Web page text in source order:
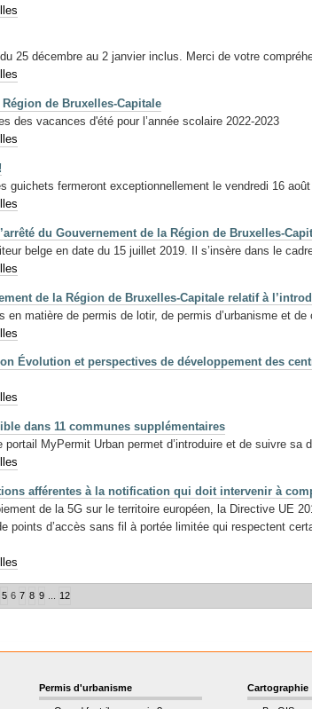
25 décembre au 2 janvier inclus. Merci de votre
de Bruxelles-Capitale
des vacances d'été pour l’année scolaire 2022-2023
guichets fermeront exceptionnellement le vendredi 16
du Gouvernement de la Région de Bruxelles-
belge en date du 15 juillet 2019. Il s’insère dans le
de la Région de Bruxelles-Capitale relatif à
en matière de permis de lotir, de permis d’urbanisme et
Évolution et perspectives de développement des
dans 11 communes supplémentaires
portail MyPermit Urban permet d’introduire et de suivre sa
afférentes à la notification qui doit intervenir à
de la 5G sur le territoire européen, la Directive UE
points d’accès sans fil à portée limitée qui respectent
5 6 7 8 9 12
Permis d'urbanisme Cartographie